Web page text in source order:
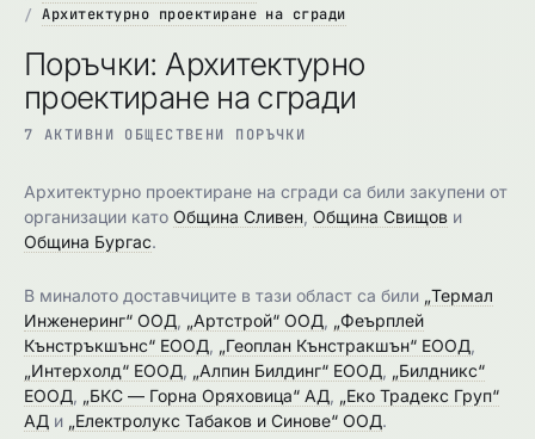
Архитектурно проектиране на сгради
Поръчки: Архитектурно
проектиране на сгради
7 АКТИВНИ ОБЩЕСТВЕНИ ПОРЪЧКИ
Архитектурно проектиране на сгради са били закупени от
организации като Община Сливен Община Свищов и
Община Бургас.
В миналото доставчиците в тази област са били „Термал
Инженеринг“ ООД „Артстрой“ ООД „Феърплей
Кънстръкшънс“ ЕООД „Геоплан Кънстракшън“ ЕООД
„Интерхолд“ ЕООД „Алпин Билдинг“ ЕООД „Билдникс“
ЕООД „БКС — Горна Оряховица“ АД „Еко Традекс Груп“
АД и „Електролукс Табаков и Синове“ ООД.